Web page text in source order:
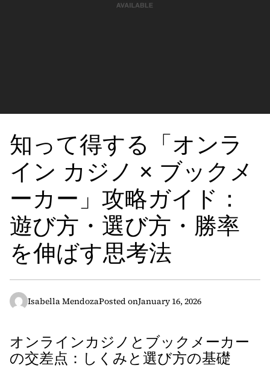
知って得する「オンラ
イン カジノ × ブックメ
ーカー」攻略ガイド：
遊び方・選び方・勝率
を伸ばす思考法
Isabella MendozaPosted onJanuary 16, 2026
オンラインカジノとブックメーカー
の交差点：しくみと選び方の基礎